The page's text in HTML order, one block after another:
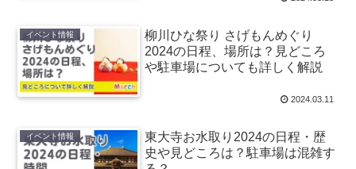
イベント情報
柳川ひな祭り さげもんめぐり
2024の日程、場所は？見どころ
や駐車場についても詳しく解説
2024.03.11
イベント情報
東大寺お水取り2024の日程・歴
史や見どころは？駐車場は混雑す